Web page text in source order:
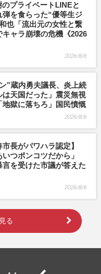
プライベートLINEと
を食らった“優等生ジ
也「流出元の女性と繋
ャラ崩壊の危機《2026
2026/8/6
”蔵内勇夫議長、炎上続
は天国だった」震災無視
獄に落ちろ」国民憤慨
2026/8/6
市長がパワハラ認定】
いつポンコツだから」
言を受けた市議が答えた
2026/8/6
る